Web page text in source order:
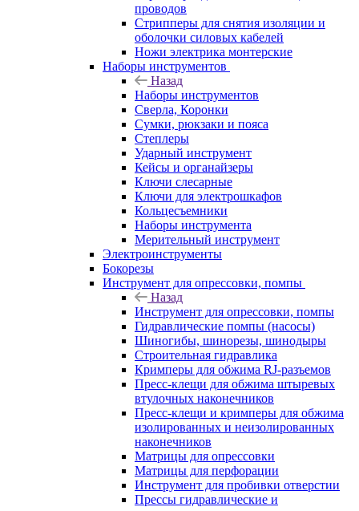
проводов
Стрипперы для снятия изоляции и
оболочки силовых кабелей
Ножи электрика монтерские
Наборы инструментов
Назад
Наборы инструментов
Сверла, Коронки
Сумки, рюкзаки и пояса
Степлеры
Ударный инструмент
Кейсы и органайзеры
Ключи слесарные
Ключи для электрошкафов
Кольцесъемники
Наборы инструмента
Мерительный инструмент
Электроинструменты
Бокорезы
Инструмент для опрессовки, помпы
Назад
Инструмент для опрессовки, помпы
Гидравлические помпы (насосы)
Шиногибы, шинорезы, шинодыры
Строительная гидравлика
Кримперы для обжима RJ-разъемов
Пресс-клещи для обжима штыревых
втулочных наконечников
Пресс-клещи и кримперы для обжима
изолированных и неизолированных
наконечников
Матрицы для опрессовки
Матрицы для перфорации
Инструмент для пробивки отверстии
Прессы гидравлические и